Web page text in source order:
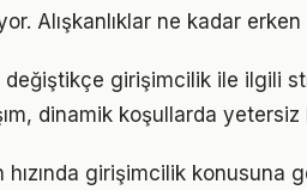
Alışkanlıklar ne kadar
değiştikçe girişimcilik ile ilgili
dinamik koşullarda yetersiz
hızında girişimcilik konusuna